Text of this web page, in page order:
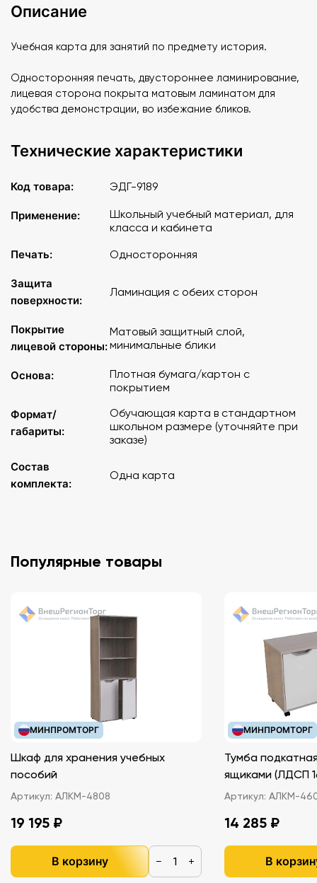
Описание
Учебная карта для занятий по предмету история.
Односторонняя печать, двустороннее ламинирование,
лицевая сторона покрыта матовым ламинатом для
удобства демонстрации, во избежание бликов.
Технические характеристики
Код товара: ЭДГ-9189
Применение:
Школьный учебный материал, для
класса и кабинета
Печать:
Односторонняя
Защита
поверхности:
Ламинация с обеих сторон
Покрытие
лицевой стороны:
Матовый защитный слой,
минимальные блики
Основа:
Плотная бумага/картон с
покрытием
Формат/
габариты:
Обучающая карта в стандартном
школьном размере (уточняйте при
заказе)
Состав
комплекта:
Одна карта
Популярные товары
МИНПРОМТОРГ
Шкаф для хранения учебных
пособий
Артикул: АЛКМ-4808
19 195 ₽
В корзину − +
МИНПРОМТОРГ
Тумба
ящиками
Артикул: АЛКМ-
14 285 ₽
В